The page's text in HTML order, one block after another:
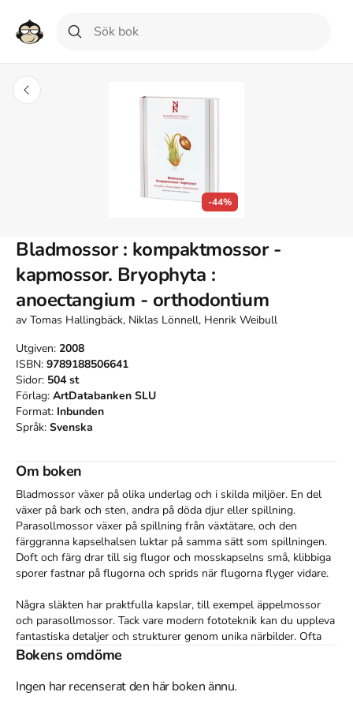
-44%
Bladmossor : kompaktmossor -
kapmossor. Bryophyta :
anoectangium - orthodontium
av Tomas Hallingbäck, Niklas Lönnell, Henrik Weibull
Utgiven: 2008
ISBN: 9789188506641
Sidor: 504 st
Förlag: ArtDatabanken SLU
Format: Inbunden
Språk: Svenska
Om boken
Bladmossor växer på olika underlag och i skilda miljöer. En del
växer på bark och sten, andra på döda djur eller spillning.
Parasollmossor växer på spillning från växtätare, och den
färggranna kapselhalsen luktar på samma sätt som spillningen.
Doft och färg drar till sig flugor och mosskapselns små, klibbiga
sporer fastnar på flugorna och sprids när flugorna flyger vidare.
Några släkten har praktfulla kapslar, till exempel äppelmossor
och parasollmossor. Tack vare modern fototeknik kan du uppleva
fantastiska detaljer och strukturer genom unika närbilder. Ofta
går det att bestämma en art med en vanlig handlupp, men för de
Bokens omdöme
Ingen har recenserat den här boken ännu.